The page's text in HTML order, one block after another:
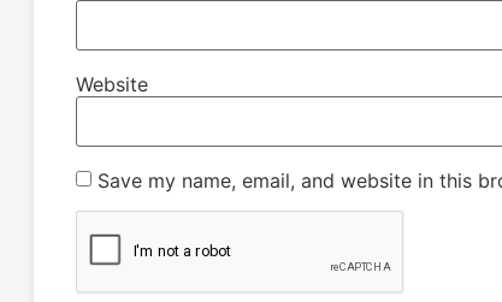
Website
Save my name, email, and website in this